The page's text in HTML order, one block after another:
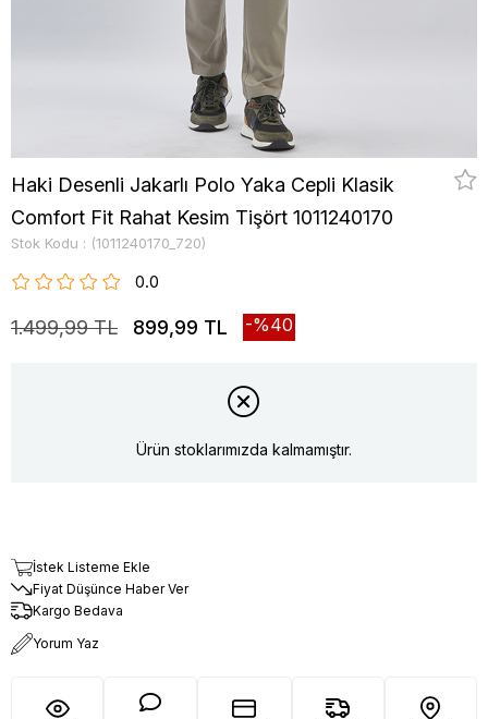
Haki Desenli Jakarlı Polo Yaka Cepli Klasik
Comfort Fit Rahat Kesim Tişört 1011240170
Stok Kodu (1011240170_720)
0.0
1.499,99 TL 899,99 TL 40
Ürün stoklarımızda kalmamıştır.
İstek Listeme Ekle
Fiyat Düşünce Haber Ver
Kargo Bedava
Yorum Yaz